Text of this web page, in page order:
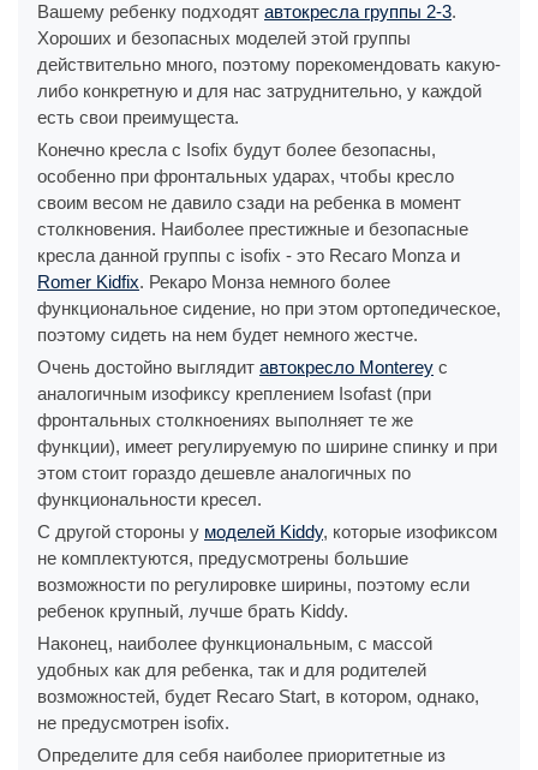
Вашему ребенку подходят автокресла группы 2-3.
Хороших и безопасных моделей этой группы
действительно много, поэтому порекомендовать какую-
либо конкретную и для нас затруднительно, у каждой
есть свои преимущеста.
Конечно кресла с Isofix будут более безопасны,
особенно при фронтальных ударах, чтобы кресло
своим весом не давило сзади на ребенка в момент
столкновения. Наиболее престижные и безопасные
кресла данной группы с isofix - это Recaro Monza и
Romer Kidfix. Рекаро Монза немного более
функциональное сидение, но при этом ортопедическое,
поэтому сидеть на нем будет немного жестче.
Очень достойно выглядит автокресло Monterey с
аналогичным изофиксу креплением Isofast (при
фронтальных столкноениях выполняет те же
функции), имеет регулируемую по ширине спинку и при
этом стоит гораздо дешевле аналогичных по
функциональности кресел.
C другой стороны у моделей Kiddy, которые изофиксом
не комплектуются, предусмотрены большие
возможности по регулировке ширины, поэтому если
ребенок крупный, лучше брать Kiddy.
Наконец, наиболее функциональным, с массой
удобных как для ребенка, так и для родителей
возможностей, будет Recaro Start, в котором, однако,
не предусмотрен isofix.
Определите для себя наиболее приоритетные из